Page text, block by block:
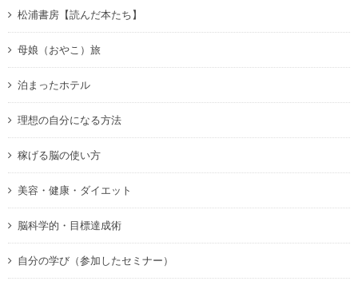
松浦書房【読んだ本たち】
母娘（おやこ）旅
泊まったホテル
理想の自分になる方法
稼げる脳の使い方
美容・健康・ダイエット
脳科学的・目標達成術
自分の学び（参加したセミナー）